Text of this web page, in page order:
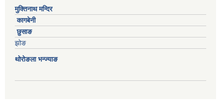
मुक्तिनाथ मन्दिर
कागबेनी
छुसाङ
झोङ
थोरोङला भन्ज्याङ